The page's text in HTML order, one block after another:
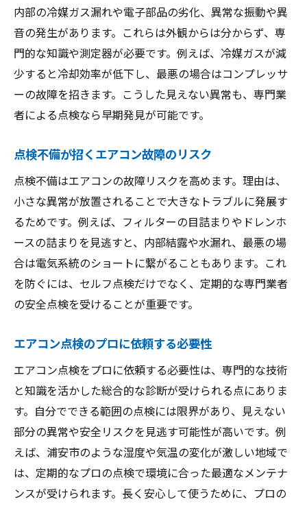
内部の冷媒ガス漏れや電子部品の劣化、異常な振動や異
音の発生があります。これらは外観からは分からず、専
門的な知識や測定器が必要です。例えば、冷媒ガスが減
少すると冷却効率が低下し、最悪の場合はコンプレッサ
ーの故障を招きます。こうした見えない異常も、専門業
者による点検なら早期発見が可能です。
点検不備が招くエアコン故障のリスク
点検不備はエアコンの故障リスクを高めます。理由は、
小さな異常が放置されることで大きなトラブルに発展す
るためです。例えば、フィルターの目詰まりやドレンホ
ースの詰まりを見逃すと、内部結露や水漏れ、最悪の場
合は電気系統のショートに繋がることもあります。これ
を防ぐには、セルフ点検だけでなく、定期的な専門業者
の安全点検を受けることが重要です。
エアコン点検のプロに依頼する必要性
エアコン点検をプロに依頼する必要性は、専門的な技術
と知識を活かした総合的な診断が受けられる点にありま
す。自分でできる範囲の点検には限界があり、見えない
部分の異常や安全リスクを見逃す可能性が高いです。例
えば、浦安市のような湿度や気温の変化が激しい地域で
は、定期的なプロの点検で環境に合った最適なメンテナ
ンスが受けられます。長く安心して使うために、プロの